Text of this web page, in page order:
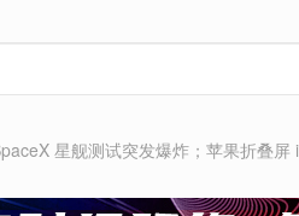
星舰测试突发爆炸；苹果折叠